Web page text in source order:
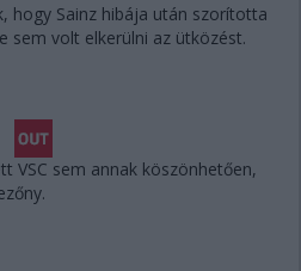
hogy Sainz hibája után szorította
sem volt elkerülni az ütközést.
VSC sem annak köszönhetően,